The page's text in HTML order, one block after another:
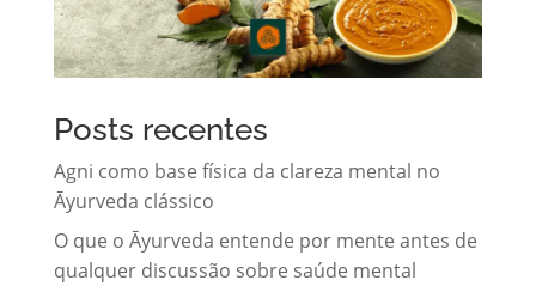
Posts recentes
Agni como base física da clareza mental no
Āyurveda clássico
O que o Āyurveda entende por mente antes de
qualquer discussão sobre saúde mental